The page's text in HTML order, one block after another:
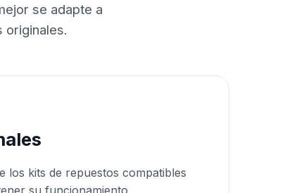
se adapte a
originales.
los kits de repuestos compatibles
su funcionamiento